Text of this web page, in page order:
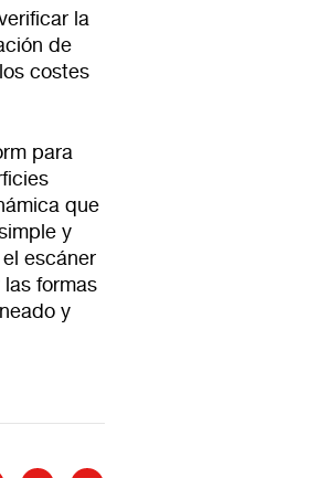
la
de
costes
para
que
y
escáner
formas
y